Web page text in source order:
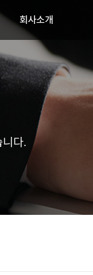
회사소개
다.